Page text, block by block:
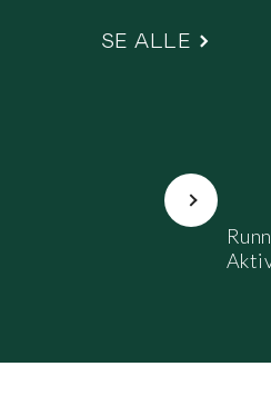
SE ALLE
Næste